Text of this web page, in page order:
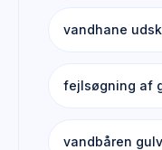
vandhane
fejlsøgning af
vandbåren